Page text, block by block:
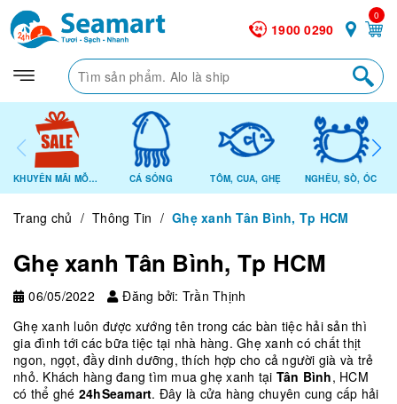
1900 0290
0
KHUYẾN MÃI MỖI NGÀY CÁ SỐNG TÔM, CUA, GHẸ NGHÊU, SÒ, ỐC
Trang chủ / Thông Tin / Ghẹ xanh Tân Bình, Tp HCM
Ghẹ xanh Tân Bình, Tp HCM
06/05/2022
Đăng bởi: Trần Thịnh
Ghẹ xanh luôn được xướng tên trong các bàn tiệc hải sản thì
gia đình tới các bữa tiệc tại nhà hàng. Ghẹ xanh có chất thịt
ngon, ngọt, đầy dinh dưỡng, thích hợp cho cả người già và trẻ
nhỏ. Khách hàng đang tìm mua ghẹ xanh tại Tân Bình, HCM
có thể ghé 24hSeamart. Đây là cửa hàng chuyên cung cấp hải